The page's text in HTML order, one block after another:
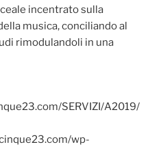
incentrato sulla
musica, conciliando al
rimodulandoli in una
SERVIZI/A2019/
wp-